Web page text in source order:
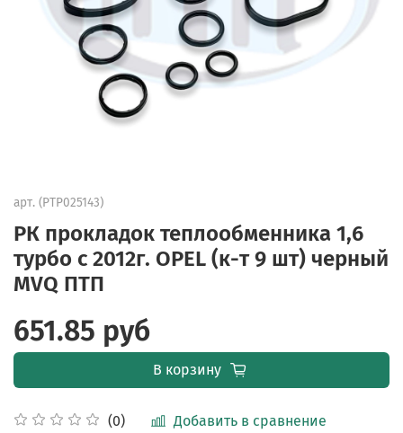
арт. (PTP025143)
РК прокладок теплообменника 1,6
турбо с 2012г. OPEL (к-т 9 шт) черный
MVQ ПТП
(0) Добавить в сравнение
651.85 руб
В корзину